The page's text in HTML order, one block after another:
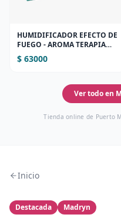
HUMIDIFICADOR EFECTO DE
FUEGO - AROMA TERAPIA
(NEGRO
$ 63000
Ver todo en
Tienda online de Puerto
Inicio
Destacada Madryn